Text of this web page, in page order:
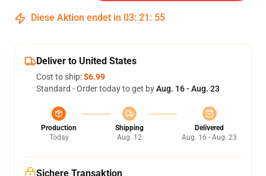
Diese Aktion endet in 03: 21 : 54
Deliver to United States
Cost to ship:$6.99
Standard - Order today to get byAug. 16 - Aug. 23
Production
Today
Shipping
Aug. 12
Delivered
Aug. 16 - Aug. 23
Sichere Transaktion